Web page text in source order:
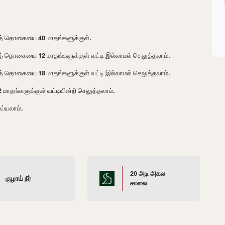
தொகையை 40 மாதங்களுக்குள்.
தொகையை 12 மாதங்களுக்குள் வட்டி இல்லாமல் செலுத்தலாம்.
தொகையை 18 மாதங்களுக்குள் வட்டி இல்லாமல் செலுத்தலாம்.
வட்டியின்றி செலுத்தலாம்.
குழாய் நீர்
20 அடி அகல
சாலை